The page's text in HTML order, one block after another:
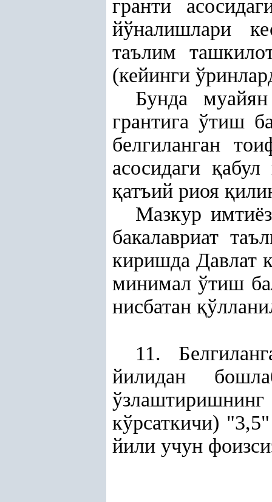
гранти
йўналишлари
таълим
(кейинги
Бунда
грантига ўтиш
белгиланган
асосидаги қабул
қатъий риоя қ
Мазкур
бакалавриат
киришда Давлат
минимал ўтиш
нисбатан қ
11.
йилидан
кўрсаткичи)
йили учун